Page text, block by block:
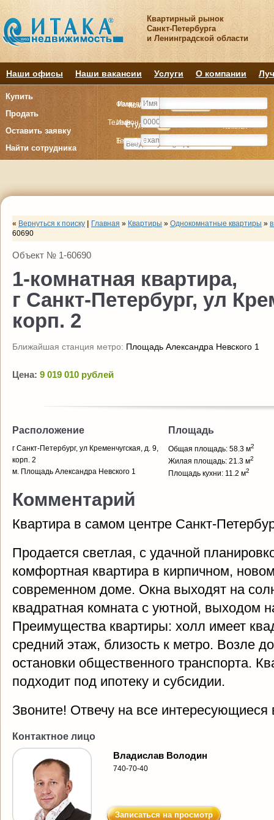
Квартирный рынок
Санкт-Петербурга
и Ленинградской области
Наши офисы Наши вакансии Услуги О компании
Купить
Продать
Оставить заявку
Найти сотрудника
Комнату
Студия Комнат
Комнату
Студия Комнат
Имя
Телефон
E-mail
Фамилия
Имя
Телефон
« Вернуться к поиску Главная » Квартиры » Однокомнатные квартиры »
60690
Объект № 1-60690
1-комнатная квартира,
г Санкт-Петербург, ул
корп. 2
Ближайшая станция метро: Площадь Александра Невского 1
Цена: 9 019 010 рублей
Расположение
г Санкт-Петербург, ул Кременчугская, д. 9,
корп. 2
м. Площадь Александра Невского 1
Площадь
Общая площадь: 58.3 м2
Жилая площадь: 21.3 м2
Площадь кухни: 11.2 м2
Комментарий
Квартира в самом центре Санкт-
Продается светлая, с удачной
комфортная квартира в кирпичном,
современном доме. Окна выходят на
квадратная комната с уютной, выходом
Преимущества квартиры: холл имеет
средний этаж, близость к метро. Возле
остановки общественного транспорта.
подходит под ипотеку и субсидии.
Звоните! Отвечу на все интересующиеся
Контактное лицо
Владислав Володин
740-70-40
Записаться на просмотр